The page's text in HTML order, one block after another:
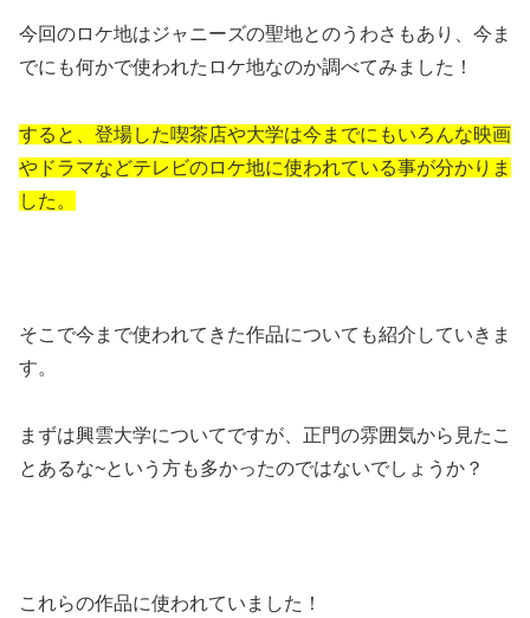
今回のロケ地はジャニーズの聖地とのうわさもあり、今ま
でにも何かで使われたロケ地なのか調べてみました！
すると、登場した喫茶店や大学は今までにもいろんな映画
やドラマなどテレビのロケ地に使われている事が分かりま
した。
そこで今まで使われてきた作品についても紹介していきま
す。
まずは興雲大学についてですが、正門の雰囲気から見たこ
とあるな~という方も多かったのではないでしょうか？
これらの作品に使われていました！